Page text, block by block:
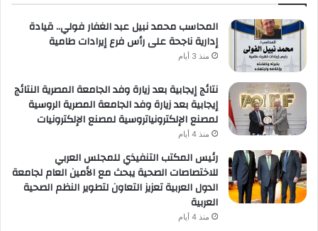
المحاسب محمد نبيل عبد الغفار فولي.. قيادة
إدارية ناجحة على رأس فرع إيرادات طامية
منذ 3 أيام
نتائج إيجابية بعد زيارة وفد الجامعة المصرية النتائج
إيجابية بعد زيارة وفد الجامعة المصرية الروسية
لمصنع الإلكترونياتروسية لمصنع الإلكترونيات
منذ 4 أيام
رئيس المكتب التنفيذي للمجلس العربي
للاختصاصات الصحية يبحث مع الأمين العام لجامعة
الدول العربية تعزيز التعاون لتطوير النظم الصحية
العربية
منذ 4 أيام